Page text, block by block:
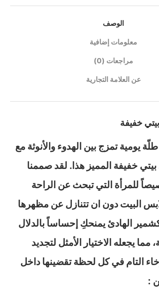
الوصف
معلومات إضافية
مراجعات (0)
عن العلامة التجارية
خفيفة
يومية تمزج بين الهدوء والأنوثة مع
خفيفة المميز هذا. لقد صممنا
للمرأة التي تبحث عن الراحة
البيت دون ان تتنازل عن مظهرها
الهادئ يمنحكِ إحساساً بالدلال
مما يجعله الاختيار الأمثل لتجديد
التام في كل لحظة تقضينها داخل
: